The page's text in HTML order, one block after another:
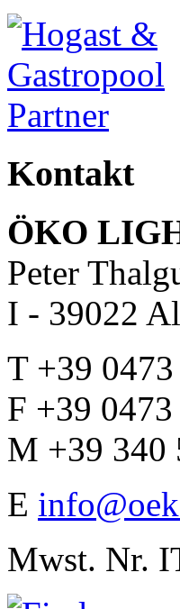
Kontakt
ÖKO
Peter
I - 39022
T +39
F +39
M +39 340
E
Mwst. Nr.